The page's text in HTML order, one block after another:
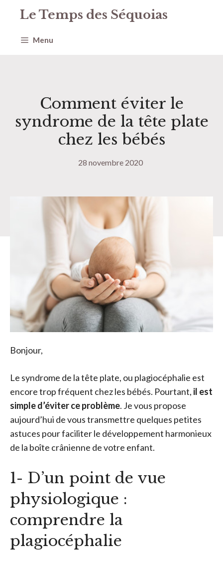
Le Temps des Séquoias
Menu
Comment éviter le
syndrome de la tête plate
chez les bébés
28 novembre 2020
Bonjour,
Le syndrome de la tête plate, ou plagiocéphalie est
encore trop fréquent chez les bébés. Pourtant, il est
simple d’éviter ce problème. Je vous propose
aujourd’hui de vous transmettre quelques petites
astuces pour faciliter le développement harmonieux
de la boîte crânienne de votre enfant.
1- D’un point de vue
physiologique :
comprendre la
plagiocéphalie